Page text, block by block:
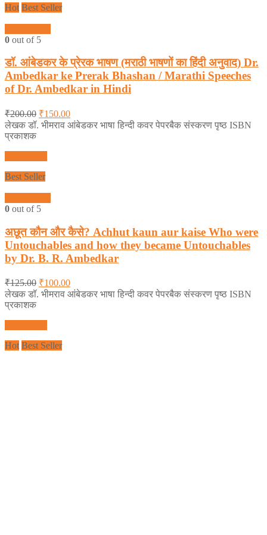
Hot Best Seller
0 out of 5
डॉ. आंबेडकर के प्रेरक भाषण (मराठी भाषणों का हिंदी अनुवाद) Dr.
Ambedkar ke Prerak Bhashan / Marathi Speeches
of Dr. Ambedkar in Hindi
₹200.00 ₹150.00
लेखक डॉ. भीमराव आंबेडकर भाषा हिन्दी कवर पेपरबैक संस्करण पृष्ठ ISBN
प्रकाशक
Best Seller
0 out of 5
अछूत कौन और कैसे? Achhut kaun aur kaise Who were
Untouchables and how they became Untouchables
by Dr. B. R. Ambedkar
₹125.00 ₹100.00
लेखक डॉ. भीमराव आंबेडकर भाषा हिन्दी कवर पेपरबैक संस्करण पृष्ठ ISBN
प्रकाशक
Hot Best Seller